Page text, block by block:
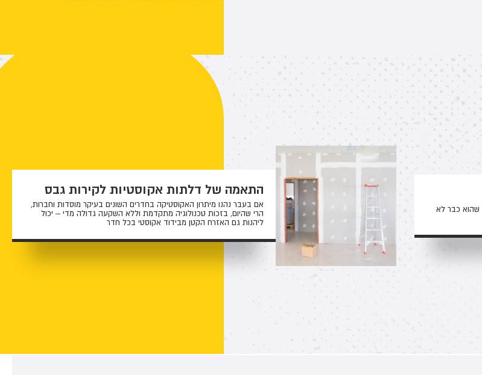
שהוא כבר לא
התאמה של דלתות אקוסטיות לקירות גבס
אם בעבר נהנו מיתרון האקוסטיקה בחדרים השונים בעיקר מוסדות וחברות,
הרי שהיום, בזכות טכנולוגיה מתקדמת וללא השקעה גדולה מדי – יכול
ליהנות גם האזרח הקטן מבידוד אקוסטי בכל חדר